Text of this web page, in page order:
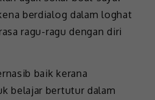
berdialog dalam loghat
ragu-ragu dengan diri
baik kerana
belajar bertutur dalam